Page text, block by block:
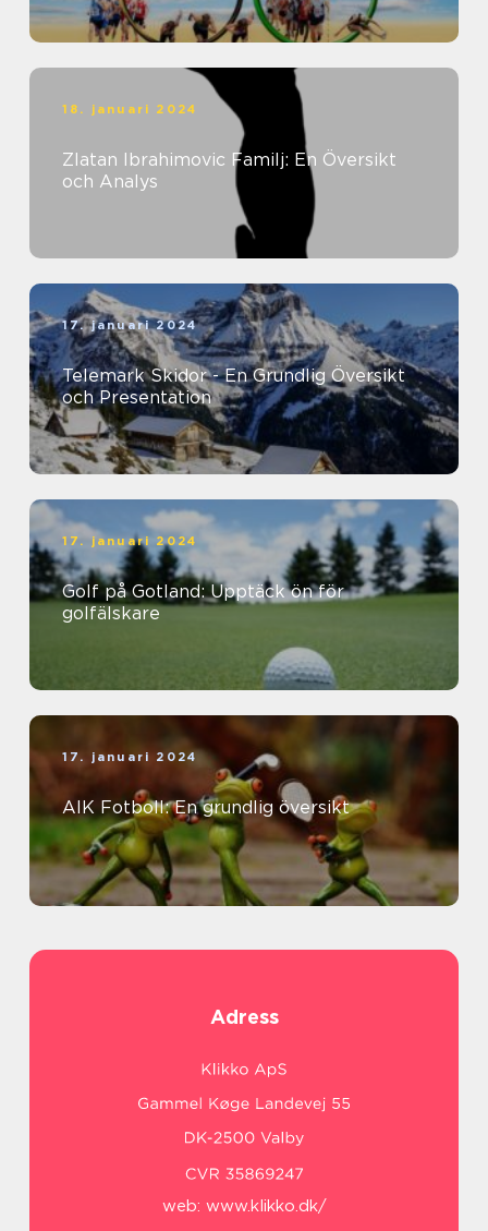
18. januari 2024
Zlatan Ibrahimovic Familj: En Översikt
och Analys
17. januari 2024
Telemark Skidor - En Grundlig Översikt
och Presentation
17. januari 2024
Golf på Gotland: Upptäck ön för
golfälskare
17. januari 2024
AIK Fotboll: En grundlig översikt
Adress
web: www.klikko.dk/